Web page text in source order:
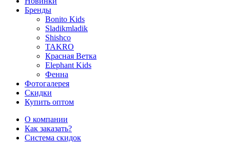
Бренды
Bonito Kids
Sladikmladik
Shishco
TAKRO
Красная Ветка
Elephant Kids
Фенна
Фотогалерея
Скидки
Купить оптом
О компании
Как заказать?
Система скидок